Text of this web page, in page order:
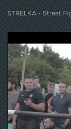
STRELKA - Street